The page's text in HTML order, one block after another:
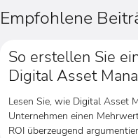
Empfohlene
So erstellen Sie
Digital Asset
Lesen Sie, wie Digital Asset
Unternehmen einen
ROI überzeugend